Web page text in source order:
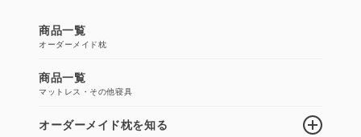
商品一覧
オーダーメイド枕
商品一覧
マットレス・その他寝具
オーダーメイド枕を知る